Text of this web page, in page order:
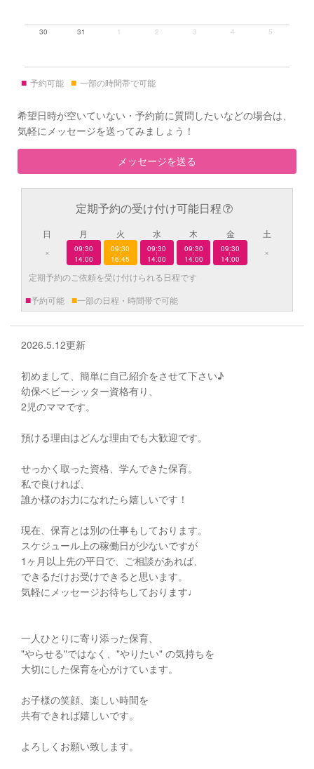
30 31 1 2 3 4 5
■ 予約可能 ■ 一部の時間帯で可能
希望日時が空いていない・予約前に質問したいなどの場合は、
気軽にメッセージを送ってみましょう！
メッセージを送る
定期予約の受け付け可能日程
日
×
月
09:30
|
14:00
火
09:30
|
16:45
水
09:30
|
14:00
木
09:30
|
14:00
金
09:30
|
14:00
土
×
定期予約のご依頼を受け付けられる日程です
■予約可能 ■一部の日程・時間帯で可能
2026.5.12更新
初めまして、簡単に自己紹介をさせて下さい♪
幼保ベビーシッター資格有り、
2児のママです。
預ける理由はどんな理由でも大歓迎です。
せっかく取った資格、学んできた保育。
私で良ければ、
誰か様のお力になれたら嬉しいです！
現在、保育とは別の仕事もしております。
スケジュール上の稼働日が少ないですが
1ヶ月以上先の平日で、ご相談があれば、
できるだけお受けできると思います。
気軽にメッセージお待ちしております♩
一人ひとりに寄り添った保育、
"やらせる"ではなく、"やりたい" の気持ちを
大切にした保育を心がけています。
お子様の笑顔、楽しい時間を
共有できれば嬉しいです。
よろしくお願い致します。